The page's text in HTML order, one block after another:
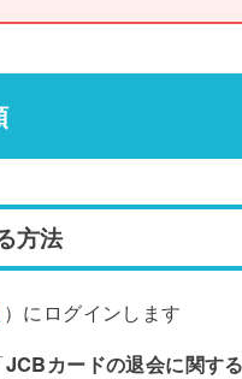
方法
）にログインします
JCBカードの退会に関す